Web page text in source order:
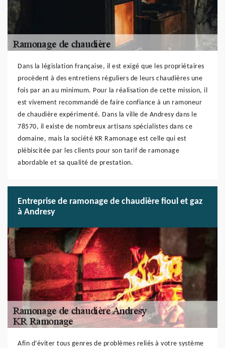
Dans la législation française, il est exigé que les propriétaires
procèdent à des entretiens réguliers de leurs chaudières une
fois par an au minimum. Pour la réalisation de cette mission, il
est vivement recommandé de faire confiance à un ramoneur
de chaudière expérimenté. Dans la ville de Andresy dans le
78570, il existe de nombreux artisans spécialistes dans ce
domaine, mais la société KR Ramonage est celle qui est
plébiscitée par les clients pour son tarif de ramonage
abordable et sa qualité de prestation.
Entreprise de ramonage de chaudière fioul et gaz
à Andresy
Afin d’éviter tous genres de problèmes reliés à votre système